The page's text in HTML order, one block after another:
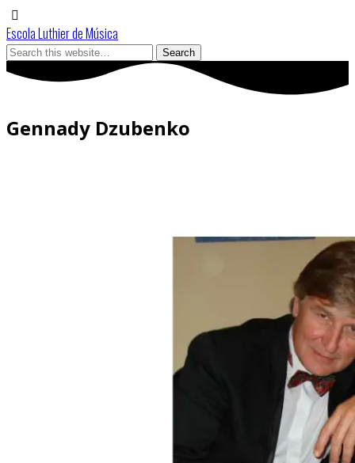
Escola Luthier de Música
Gennady Dzubenko